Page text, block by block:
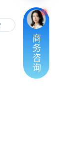
有人对接
商
务
咨
询